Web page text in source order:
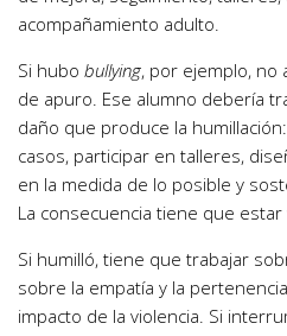
acompañamiento adulto.
Si hubo bullying, por ejemplo, no
de apuro. Ese alumno debería
daño que produce la
casos, participar en talleres,
en la medida de lo posible y
La consecuencia tiene que
Si humilló, tiene que trabajar
sobre la empatía y la
impacto de la violencia. Si